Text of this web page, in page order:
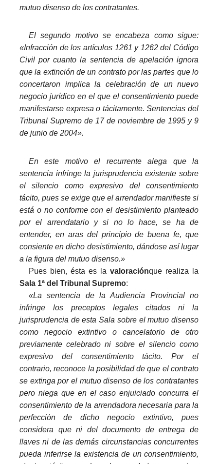
mutuo disenso de los contratantes.
El segundo motivo se encabeza como sigue:
«Infracción de los artículos 1261 y 1262 del Código
Civil por cuanto la sentencia de apelación ignora
que la extinción de un contrato por las partes que lo
concertaron implica la celebración de un nuevo
negocio jurídico en el que el consentimiento puede
manifestarse expresa o tácitamente. Sentencias del
Tribunal Supremo de 17 de noviembre de 1995 y 9
de junio de 2004».
En este motivo el recurrente alega que la
sentencia infringe la jurisprudencia existente sobre
el silencio como expresivo del consentimiento
tácito, pues se exige que el arrendador manifieste si
está o no conforme con el desistimiento planteado
por el arrendatario y si no lo hace, se ha de
entender, en aras del principio de buena fe, que
consiente en dicho desistimiento, dándose así lugar
a la figura del mutuo disenso.»
Pues bien, ésta es la valoraciónque realiza la
Sala 1ª del Tribunal Supremo:
«La sentencia de la Audiencia Provincial no
infringe los preceptos legales citados ni la
jurisprudencia de esta Sala sobre el mutuo disenso
como negocio extintivo o cancelatorio de otro
previamente celebrado ni sobre el silencio como
expresivo del consentimiento tácito. Por el
contrario, reconoce la posibilidad de que el contrato
se extinga por el mutuo disenso de los contratantes
pero niega que en el caso enjuiciado concurra el
consentimiento de la arrendadora necesaria para la
perfección de dicho negocio extintivo, pues
considera que ni del documento de entrega de
llaves ni de las demás circunstancias concurrentes
pueda inferirse la existencia de un consentimiento,